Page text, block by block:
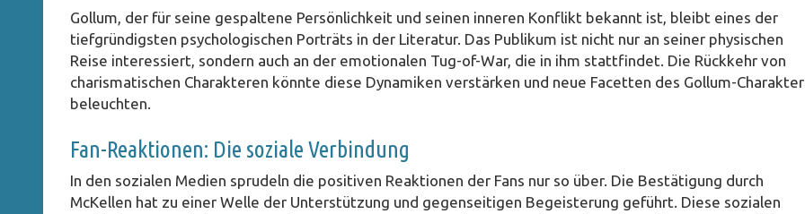
Gollum, der für seine gespaltene Persönlichkeit und seinen inneren Konflikt bekannt ist, bleibt eines der
tiefgründigsten psychologischen Porträts in der Literatur. Das Publikum ist nicht nur an seiner physischen
Reise interessiert, sondern auch an der emotionalen Tug-of-War, die in ihm stattfindet. Die Rückkehr von
charismatischen Charakteren könnte diese Dynamiken verstärken und neue Facetten des Gollum-
beleuchten.
Fan-Reaktionen: Die soziale Verbindung
In den sozialen Medien sprudeln die positiven Reaktionen der Fans nur so über. Die Bestätigung durch
McKellen hat zu einer Welle der Unterstützung und gegenseitigen Begeisterung geführt. Diese sozialen